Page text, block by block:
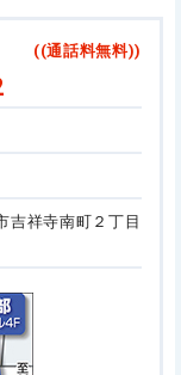
((通話料無料))
祥寺南町２丁目